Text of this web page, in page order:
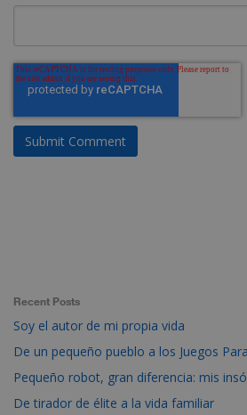
Recent Posts
Soy el autor de mi propia vida
De un pequeño pueblo a los Juegos
Pequeño robot, gran diferencia: mis
De tirador de élite a la vida familiar